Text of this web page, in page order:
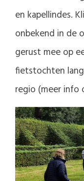
en kapellindes.
onbekend in de
gerust mee op
fietstochten
regio (meer info